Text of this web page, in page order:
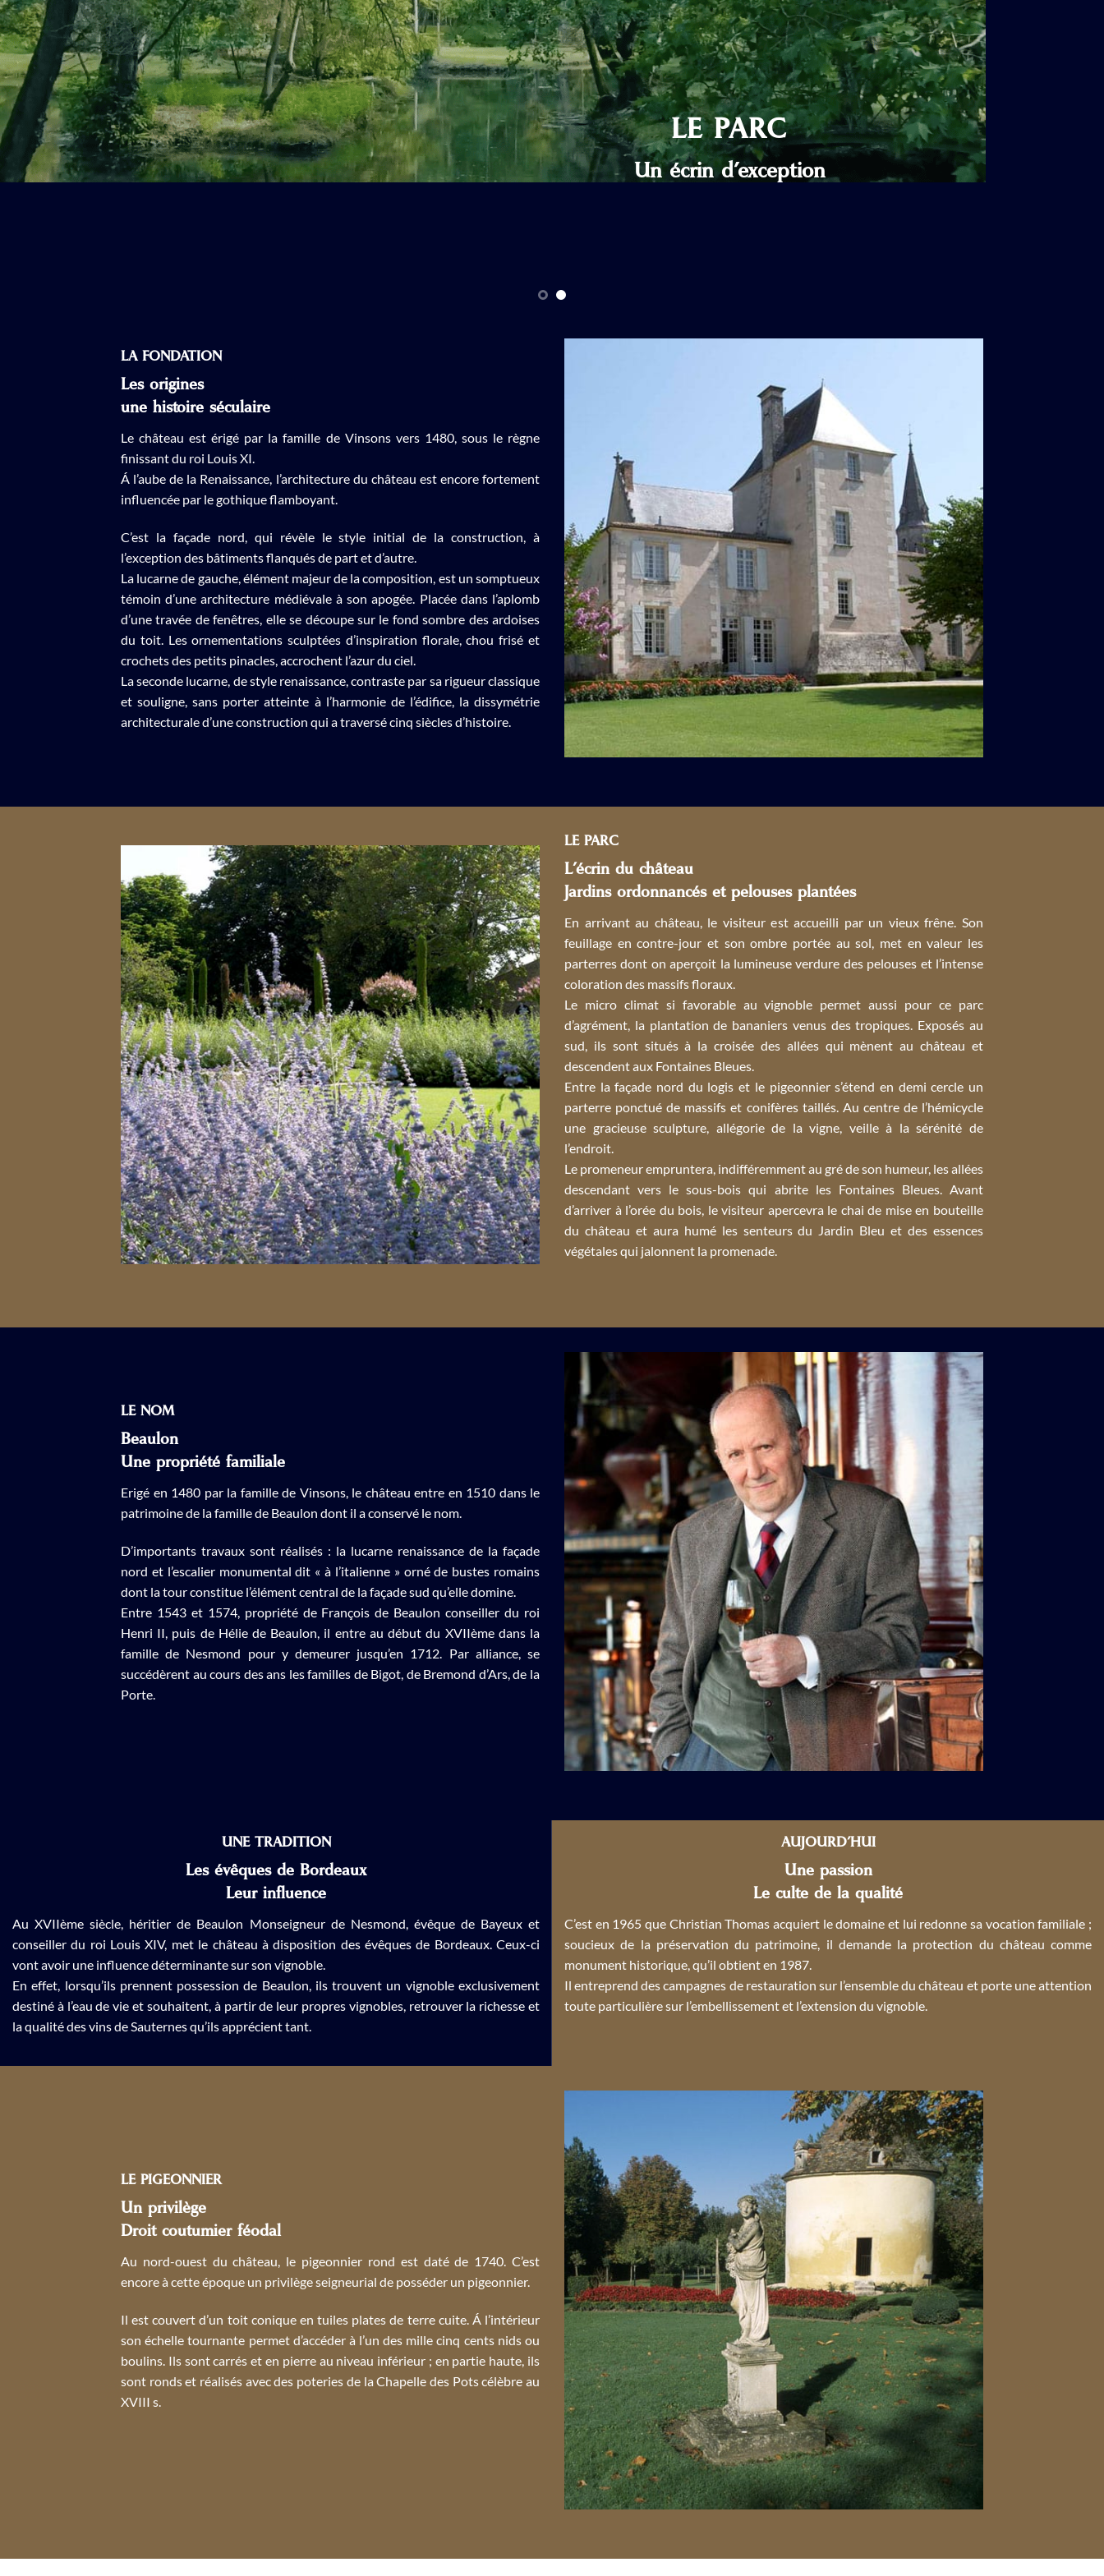
LE PARC
Un écrin d’exception
LA FONDATION
Les origines
une histoire séculaire
Le château est érigé par la famille de Vinsons vers 1480, sous le règne
finissant du roi Louis XI.
Á l’aube de la Renaissance, l’architecture du château est encore fortement
influencée par le gothique flamboyant.
C’est la façade nord, qui révèle le style initial de la construction, à
l’exception des bâtiments flanqués de part et d’autre.
La lucarne de gauche, élément majeur de la composition, est un somptueux
témoin d’une architecture médiévale à son apogée. Placée dans l’aplomb
d’une travée de fenêtres, elle se découpe sur le fond sombre des ardoises
du toit. Les ornementations sculptées d’inspiration florale, chou frisé et
crochets des petits pinacles, accrochent l’azur du ciel.
La seconde lucarne, de style renaissance, contraste par sa rigueur classique
et souligne, sans porter atteinte à l’harmonie de l’édifice, la dissymétrie
architecturale d’une construction qui a traversé cinq siècles d’histoire.
LE PARC
L’écrin du château
Jardins ordonnancés et pelouses plantées
En arrivant au château, le visiteur est accueilli par un vieux frêne. Son
feuillage en contre-jour et son ombre portée au sol, met en valeur les
parterres dont on aperçoit la lumineuse verdure des pelouses et l’intense
coloration des massifs floraux.
Le micro climat si favorable au vignoble permet aussi pour ce parc
d’agrément, la plantation de bananiers venus des tropiques. Exposés au
sud, ils sont situés à la croisée des allées qui mènent au château et
descendent aux Fontaines Bleues.
Entre la façade nord du logis et le pigeonnier s’étend en demi cercle un
parterre ponctué de massifs et conifères taillés. Au centre de l’hémicycle
une gracieuse sculpture, allégorie de la vigne, veille à la sérénité de
l’endroit.
Le promeneur empruntera, indifféremment au gré de son humeur, les allées
descendant vers le sous-bois qui abrite les Fontaines Bleues. Avant
d’arriver à l’orée du bois, le visiteur apercevra le chai de mise en bouteille
du château et aura humé les senteurs du Jardin Bleu et des essences
végétales qui jalonnent la promenade.
LE NOM
Beaulon
Une propriété familiale
Erigé en 1480 par la famille de Vinsons, le château entre en 1510 dans le
patrimoine de la famille de Beaulon dont il a conservé le nom.
D’importants travaux sont réalisés : la lucarne renaissance de la façade
nord et l’escalier monumental dit « à l’italienne » orné de bustes romains
dont la tour constitue l’élément central de la façade sud qu’elle domine.
Entre 1543 et 1574, propriété de François de Beaulon conseiller du roi
Henri II, puis de Hélie de Beaulon, il entre au début du XVIIème dans la
famille de Nesmond pour y demeurer jusqu’en 1712. Par alliance, se
succédèrent au cours des ans les familles de Bigot, de Bremond d’Ars, de la
Porte.
UNE TRADITION
Les évêques de Bordeaux
Leur influence
Au XVIIème siècle, héritier de Beaulon Monseigneur de Nesmond, évêque de Bayeux et
conseiller du roi Louis XIV, met le château à disposition des évêques de Bordeaux. Ceux-ci
vont avoir une influence déterminante sur son vignoble.
En effet, lorsqu’ils prennent possession de Beaulon, ils trouvent un vignoble exclusivement
destiné à l’eau de vie et souhaitent, à partir de leur propres vignobles, retrouver la richesse et
la qualité des vins de Sauternes qu’ils apprécient tant.
AUJOURD’HUI
Une passion
Le culte de la qualité
C’est en 1965 que Christian Thomas acquiert le domaine et lui redonne sa vocation familiale ;
soucieux de la préservation du patrimoine, il demande la protection du château comme
monument historique, qu’il obtient en 1987.
Il entreprend des campagnes de restauration sur l’ensemble du château et porte une attention
toute particulière sur l’embellissement et l’extension du vignoble.
LE PIGEONNIER
Un privilège
Droit coutumier féodal
Au nord-ouest du château, le pigeonnier rond est daté de 1740. C’est
encore à cette époque un privilège seigneurial de posséder un pigeonnier.
Il est couvert d’un toit conique en tuiles plates de terre cuite. Á l’intérieur
son échelle tournante permet d’accéder à l’un des mille cinq cents nids ou
boulins. Ils sont carrés et en pierre au niveau inférieur ; en partie haute, ils
sont ronds et réalisés avec des poteries de la Chapelle des Pots célèbre au
XVIII s.